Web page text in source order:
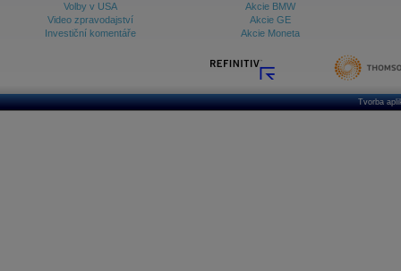
Volby v USA
Video zpravodajství
Investiční komentáře
Akcie BMW
Akcie GE
Akcie Moneta
Tvorba